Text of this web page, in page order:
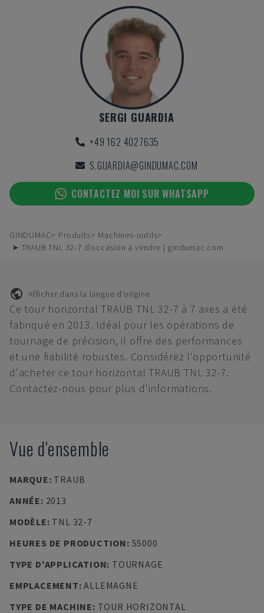
SERGI GUARDIA
+49 162 4027635
S.GUARDIA@GINDUMAC.COM
CONTACTEZ MOI SUR WHATSAPP
GINDUMAC Produits
Machines-outils
➤ TRAUB TNL 32-7 d'occasion à vendre | gindumac.com
Afficher dans la langue d'origine
Ce tour horizontal TRAUB TNL 32-7 à 7 axes a été
fabriqué en 2013. Idéal pour les opérations de
tournage de précision, il offre des performances
et une fiabilité robustes. Considérez l'opportunité
d'acheter ce tour horizontal TRAUB TNL 32-7.
Contactez-nous pour plus d'informations.
Vue d'ensemble
MARQUE: TRAUB
ANNÉE: 2013
MODÈLE: TNL 32-7
HEURES DE PRODUCTION: 55000
TYPE D'APPLICATION: TOURNAGE
EMPLACEMENT:ALLEMAGNE
TYPE DE MACHINE: TOUR HORIZONTAL